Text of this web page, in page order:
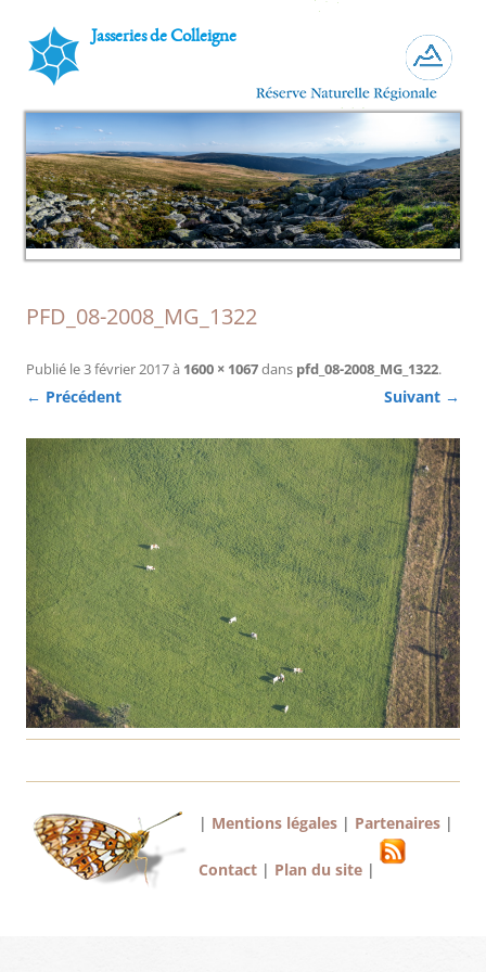
Jasseries de Colleigne
PFD_08-2008_MG_1322
Publié le3 février 2017à 1600 × 1067dans pfd_08-2008_MG_1322.
← Précédent Suivant →
| Mentions légales | Partenaires |
Contact | Plan du site |